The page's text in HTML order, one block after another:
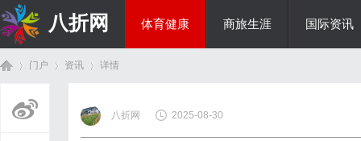
八折网 体育健康 商旅生涯 国际资讯
门户 资讯
›
详情
八折网 2025-08-30